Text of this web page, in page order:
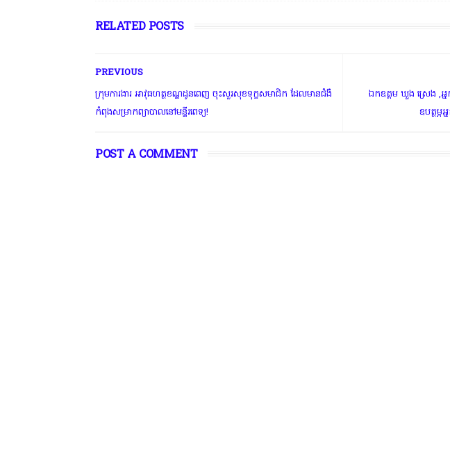
RELATED POSTS
ឯកឧត្តម ឃួង ស្រេង ,
ឧបត្ថម្ភ
PREVIOUS
ក្រុមការងារ អាវុធហត្ថខណ្ឌដូនពេញ ចុះសួរសុខទុក្ខសមាជិក ដែលមានជំងឺ
កំពុងសម្រាកព្យាបាលនៅមន្ទីរពេទ្យ!
POST A COMMENT
ានច្បាប់អនុញ្ញាតិដោយក្រសួងពាណិជ្ជកម្ម ក្រសួងការងារ ក្រសួងព័ត៌មាន * ក្រមសិលធម៌ វិជ្ជាជីវៈ ត្រូវបានអនុវ